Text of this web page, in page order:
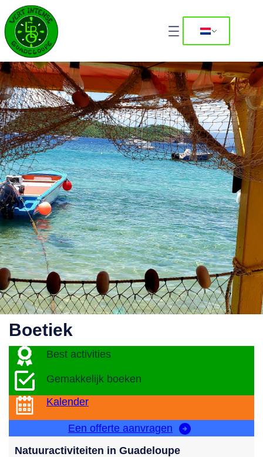
Boetiek
Best activities
Gemakkelijk boeken
Kalender
Een offerte aanvragen
Natuuractiviteiten in Guadeloupe